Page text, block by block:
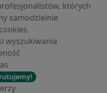
których
samodzielnie
wyszukiwania